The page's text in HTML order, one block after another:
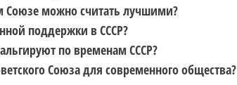
Союзе можно считать лучшими?
поддержки в СССР?
по временам СССР?
Союза для современного общества?